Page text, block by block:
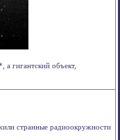
гигантский объект,
странные радиоокружности